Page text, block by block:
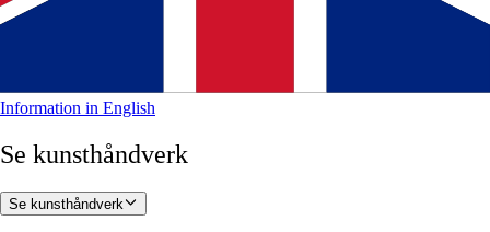
Information in English
Se kunsthåndverk
Se kunsthåndverk